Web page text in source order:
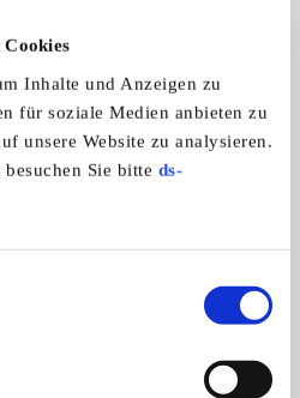
Cookies
Inhalte und Anzeigen zu
für soziale Medien anbieten zu
unsere Website zu analysieren.
Sie bitte ds-
26.750,- €